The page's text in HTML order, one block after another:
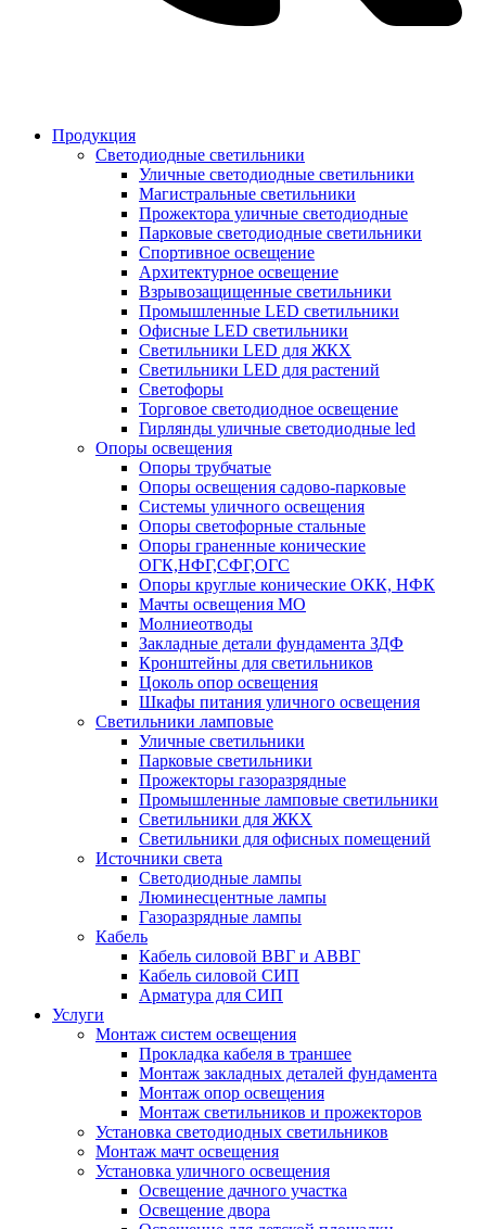
Продукция
Светодиодные светильники
Уличные светодиодные светильники
Магистральные светильники
Прожектора уличные светодиодные
Парковые светодиодные светильники
Спортивное освещение
Архитектурное освещение
Взрывозащищенные светильники
Промышленные LED светильники
Офисные LED светильники
Cветильники LED для ЖКХ
Светильники LED для растений
Светофоры
Торговое светодиодное освещение
Гирлянды уличные светодиодные led
Опоры освещения
Опоры трубчатые
Опоры освещения садово-парковые
Системы уличного освещения
Опоры светофорные стальные
Опоры граненные конические
ОГК,НФГ,СФГ,ОГС
Опоры круглые конические ОКК, НФК
Мачты освещения МО
Молниеотводы
Закладные детали фундамента ЗДФ
Кронштейны для светильников
Цоколь опор освещения
Шкафы питания уличного освещения
Светильники ламповые
Уличные светильники
Парковые светильники
Прожекторы газоразрядные
Промышленные ламповые светильники
Светильники для ЖКХ
Светильники для офисных помещений
Источники света
Светодиодные лампы
Люминесцентные лампы
Газоразрядные лампы
Кабель
Кабель силовой ВВГ и АВВГ
Кабель силовой СИП
Арматура для СИП
Услуги
Монтаж систем освещения
Прокладка кабеля в траншее
Монтаж закладных деталей фундамента
Монтаж опор освещения
Монтаж светильников и прожекторов
Установка светодиодных светильников
Монтаж мачт освещения
Установка уличного освещения
Освещение дачного участка
Освещение двора